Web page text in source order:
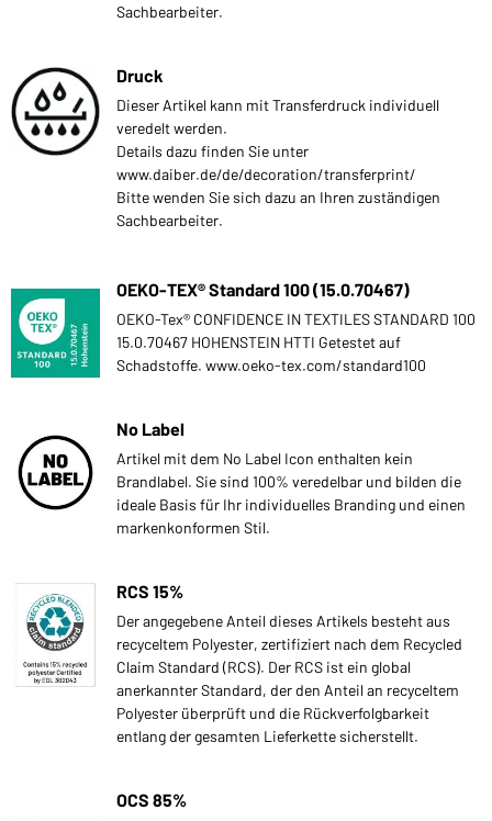
Sachbearbeiter.
Druck
Dieser Artikel kann mit Transferdruck individuell
veredelt werden.
Details dazu finden Sie unter
www.daiber.de/de/decoration/transferprint/
Bitte wenden Sie sich dazu an Ihren zuständigen
Sachbearbeiter.
OEKO-TEX® Standard 100 (15.0.70467)
OEKO-Tex® CONFIDENCE IN TEXTILES STANDARD 100
15.0.70467 HOHENSTEIN HTTI Getestet auf
Schadstoffe. www.oeko-tex.com/standard100
No Label
Artikel mit dem No Label Icon enthalten kein
Brandlabel. Sie sind 100% veredelbar und bilden die
ideale Basis für Ihr individuelles Branding und einen
markenkonformen Stil.
RCS 15%
Der angegebene Anteil dieses Artikels besteht aus
recyceltem Polyester, zertifiziert nach dem Recycled
Claim Standard (RCS). Der RCS ist ein global
anerkannter Standard, der den Anteil an recyceltem
Polyester überprüft und die Rückverfolgbarkeit
entlang der gesamten Lieferkette sicherstellt.
OCS 85%